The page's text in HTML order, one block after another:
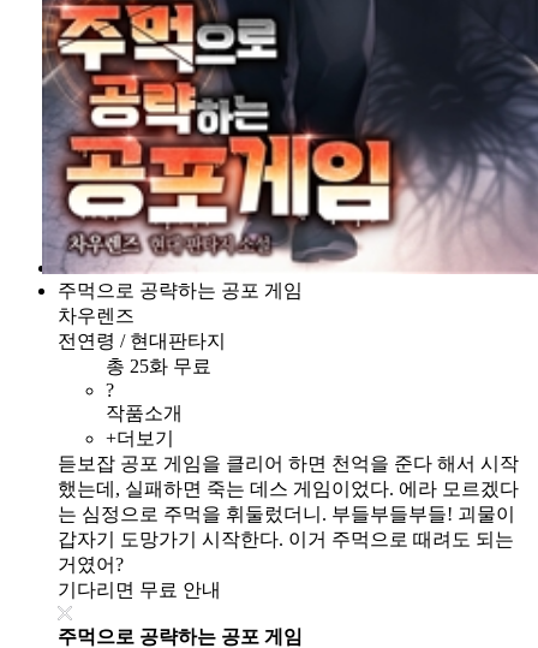
주먹으로 공략하는 공포 게임
차우렌즈
전연령 / 현대판타지
총 25화 무료
?
작품소개
+더보기
듣보잡 공포 게임을 클리어 하면 천억을 준다 해서 시작
했는데, 실패하면 죽는 데스 게임이었다. 에라 모르겠다
는 심정으로 주먹을 휘둘렀더니. 부들부들부들! 괴물이
갑자기 도망가기 시작한다. 이거 주먹으로 때려도 되는
거였어?
기다리면 무료 안내
주먹으로 공략하는 공포 게임